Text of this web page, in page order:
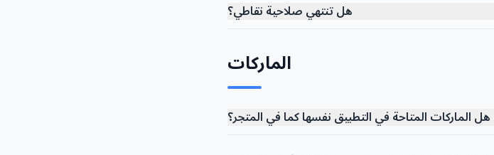
هل تنتهي صلاحية نقاطي؟
الماركات
هل الماركات المتاحة في التطبيق نفسها كما في المتجر؟